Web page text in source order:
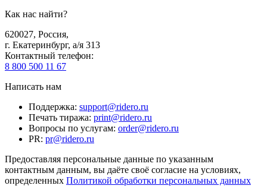
Как нас найти?
620027, Россия,
г. Екатеринбург, а/я 313
Контактный телефон:
8 800 500 11 67
Написать нам
Поддержка: support@ridero.ru
Печать тиража: print@ridero.ru
Вопросы по услугам: order@ridero.ru
PR: pr@ridero.ru
Предоставляя персональные данные по указанным
контактным данным, вы даёте своё согласие на условиях,
определенных Политикой обработки персональных данных